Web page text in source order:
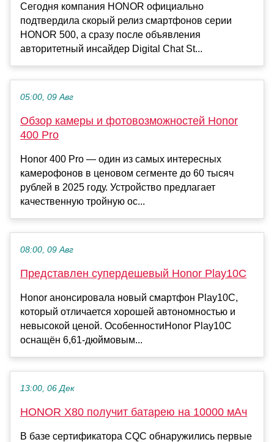
Сегодня компания HONOR официально
подтвердила скорый релиз смартфонов серии
HONOR 500, а сразу после объявления
авторитетный инсайдер Digital Chat St...
05:00, 09 Авг
Обзор камеры и фотовозможностей Honor
400 Pro
Honor 400 Pro — один из самых интересных
камерофонов в ценовом сегменте до 60 тысяч
рублей в 2025 году. Устройство предлагает
качественную тройную ос...
08:00, 09 Авг
Представлен супердешевый Honor Play10C
Honor анонсировала новый смартфон Play10C,
который отличается хорошей автономностью и
невысокой ценой. ОсобенностиHonor Play10C
оснащён 6,61-дюймовым...
13:00, 06 Дек
HONOR X80 получит батарею на 10000 мАч
В базе сертификатора CQC обнаружились первые